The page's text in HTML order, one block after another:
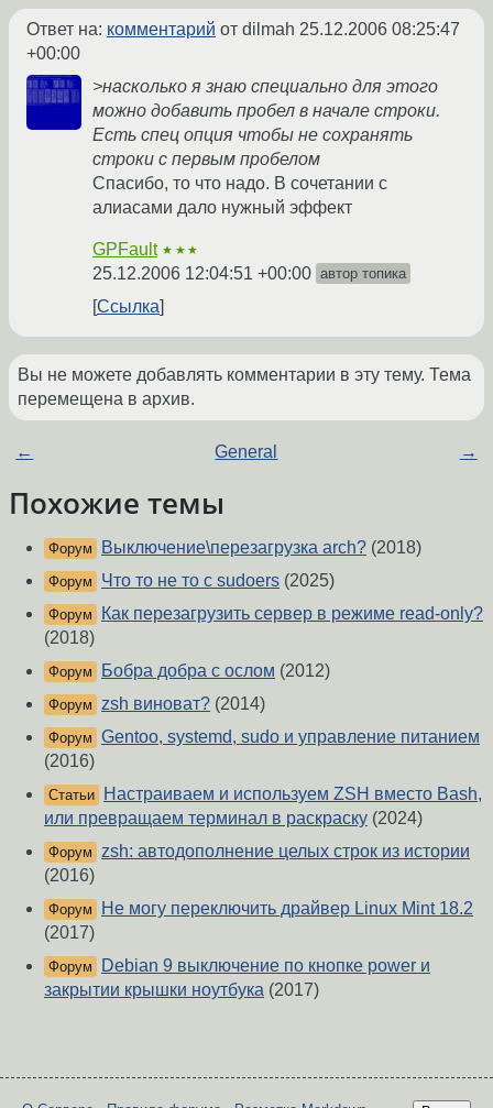
Ответ на: комментарий от dilmah 25.12.2006 08:25:47
+00:00
>насколько я знаю специально для этого
можно добавить пробел в начале строки.
Есть спец опция чтобы не сохранять
строки с первым пробелом
Спасибо, то что надо. В сочетании с
алиасами дало нужный эффект
GPFault ★★★
25.12.2006 12:04:51 +00:00 автор топика
Ссылка
Вы не можете добавлять комментарии в эту тему. Тема
перемещена в архив.
← General →
Похожие темы
Форум Выключение\перезагрузка arch? (2018)
Форум Что то не то с sudoers (2025)
Форум
Как перезагрузить сервер в режиме read-only?
(2018)
Форум Бобра добра с ослом (2012)
Форум zsh виноват? (2014)
Форум Gentoo, systemd, sudo и управление питанием
(2016)
Статьи
Настраиваем и используем ZSH вместо Bash,
или превращаем терминал в раскраску (2024)
Форум
zsh: автодополнение целых строк из истории
(2016)
Форум
Не могу переключить драйвер Linux Mint 18.2
(2017)
Форум
Debian 9 выключение по кнопке power и
закрытии крышки ноутбука (2017)